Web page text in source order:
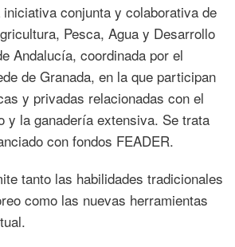
conjunta y colaborativa de
Pesca, Agua y Desarrollo
Andalucía, coordinada por el
de Granada, en la que participan
y privadas relacionadas con el
y la ganadería extensiva. Se trata
con fondos FEADER.
tanto las habilidades tradicionales
como las nuevas herramientas